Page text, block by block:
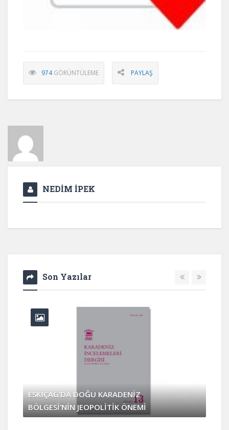
974GÖRÜNTÜLEME PAYLAŞ
NEDİM İPEK
Son Yazılar
ESKİÇAĞ’DA DOĞU KARADENİZ
BÖLGESİ’NİN JEOPOLİTİK ÖNEMİ